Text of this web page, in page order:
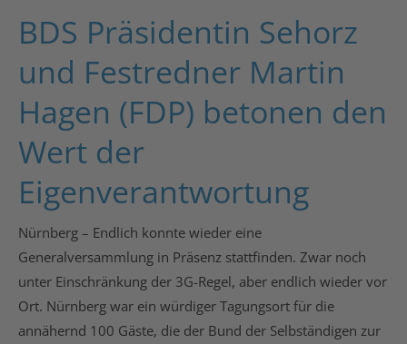
BDS Präsidentin Sehorz
und Festredner Martin
Hagen (FDP) betonen den
Wert der
Eigenverantwortung
Nürnberg – Endlich konnte wieder eine
Generalversammlung in Präsenz stattfinden. Zwar noch
unter Einschränkung der 3G-Regel, aber endlich wieder vor
Ort. Nürnberg war ein würdiger Tagungsort für die
annähernd 100 Gäste, die der Bund der Selbständigen zur